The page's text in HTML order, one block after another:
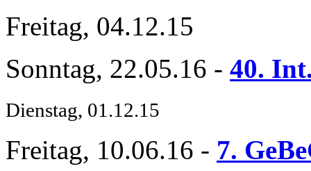
Freitag, 04.12.15
Sonntag, 22.05.16 - 40.
Dienstag, 01.12.15
Freitag, 10.06.16 - 7.